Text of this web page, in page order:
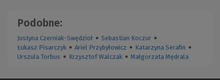
Podobne:
Justyna Czerniak-Swędzioł ● Sebastian Koczur ●
Łukasz Pisarczyk ● Ariel Przybyłowicz ● Katarzyna Serafin ●
Urszula Torbus ● Krzysztof Walczak ● Małgorzata Mędrala